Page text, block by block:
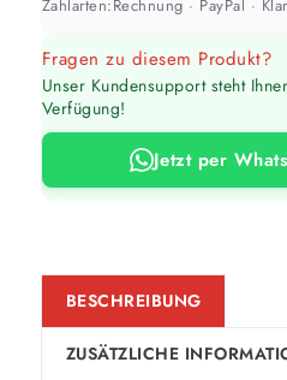
Zahlarten:Rechnung · PayPal ·
Fragen zu diesem Produkt?
Unser Kundensupport steht
Verfügung!
Jetzt per
BESCHREIBUNG
ZUSÄTZLICHE